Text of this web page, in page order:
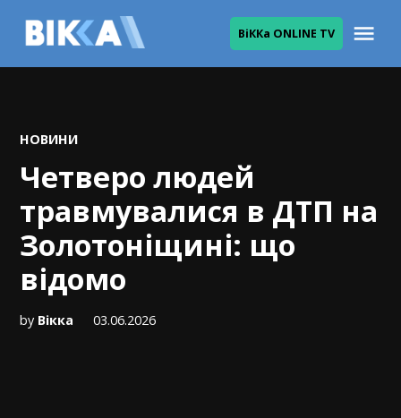
ВіККа ONLINE TV
POSTED
НОВИНИ
Четверо людей
травмувалися в ДТП на
Золотоніщині: що
відомо
by Вікка 03.06.2026